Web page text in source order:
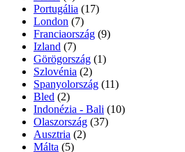
Portugália (17)
London (7)
Franciaország (9)
Izland (7)
Görögország (1)
Szlovénia (2)
Spanyolország (11)
Bled (2)
Indonézia - Bali (10)
Olaszország (37)
Ausztria (2)
Málta (5)